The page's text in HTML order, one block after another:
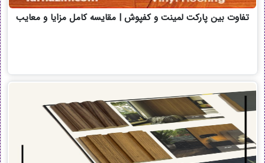
تفاوت بین پارکت لمینت و کفپوش | مقایسه کامل مزایا و معایب